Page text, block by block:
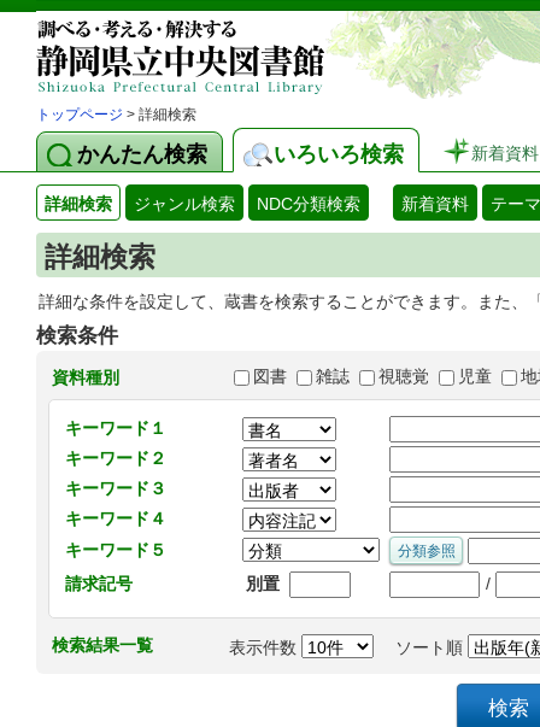
トップページ > 詳細検索
かんたん検索 いろいろ検索 新着資料
詳細検索 ジャンル検索 NDC分類検索 新着資料 テー
詳細検索
詳細な条件を設定して、蔵書を検索することができます。また
検索条件
資料種別 図書 雑誌 視聴覚 児童
キーワード１
キーワード２
キーワード３
キーワード４
キーワード５
請求記号
別置 /
検索結果一覧 表示件数 ソート順